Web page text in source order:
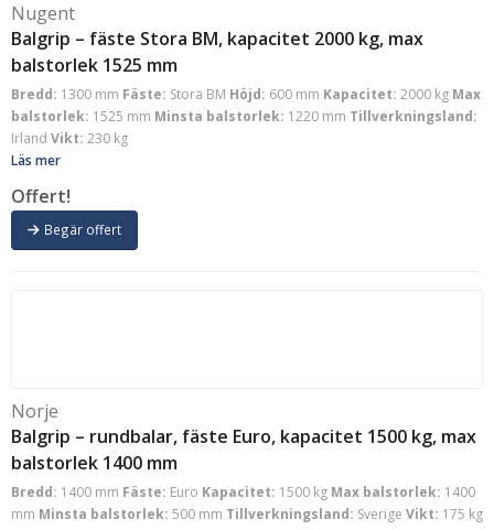
Nugent
Balgrip – fäste Stora BM, kapacitet 2000 kg, max
balstorlek 1525 mm
Bredd: 1300 mm Fäste: Stora BM Höjd: 600 mm Kapacitet: 2000 kg Max
balstorlek: 1525 mm Minsta balstorlek: 1220 mm Tillverkningsland:
Irland Vikt: 230 kg
Läs mer
Offert!
Begär offert
Norje
Balgrip – rundbalar, fäste Euro, kapacitet 1500 kg, max
balstorlek 1400 mm
Bredd: 1400 mm Fäste: Euro Kapacitet: 1500 kg Max balstorlek: 1400
mm Minsta balstorlek: 500 mm Tillverkningsland: Sverige Vikt: 175 kg